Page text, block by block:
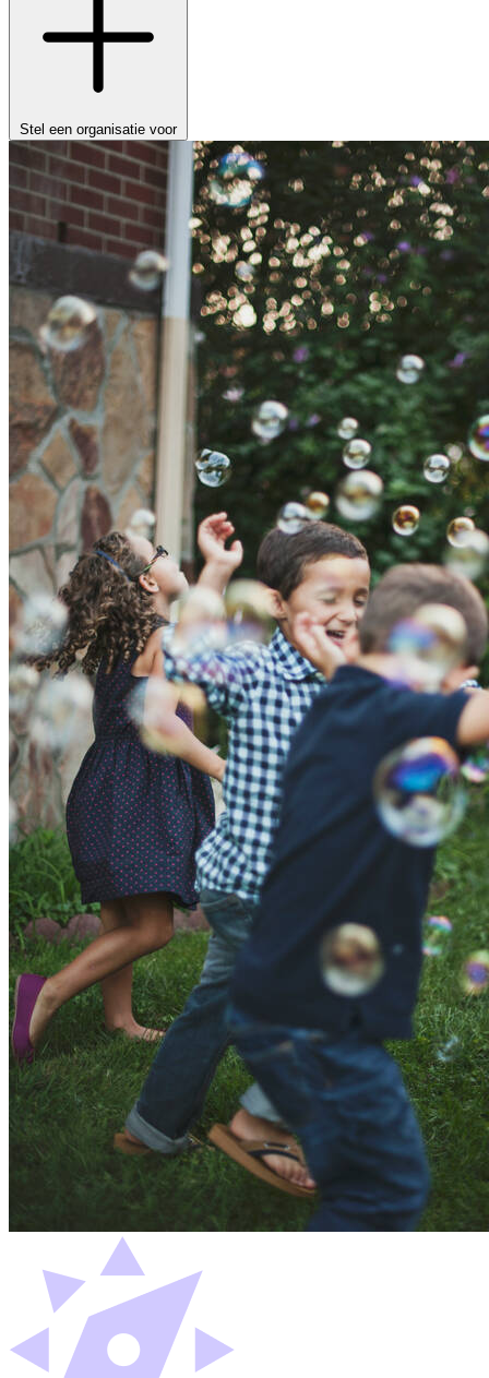
Stel een organisatie voor